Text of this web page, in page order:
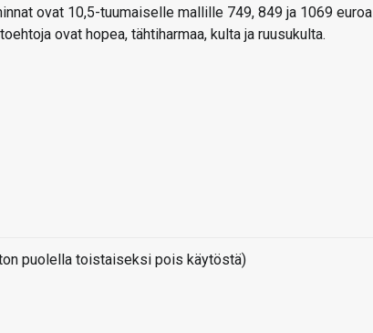
ovat 10,5-tuumaiselle mallille 749, 849 ja 1069 euroa
ovat hopea, tähtiharmaa, kulta ja ruusukulta.
puolella toistaiseksi pois käytöstä)